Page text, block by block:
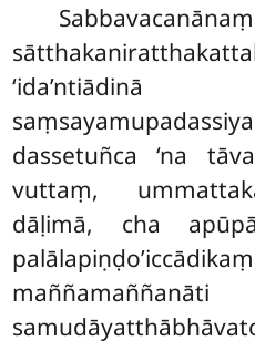
Sabbavacanānaṃ
‘ida’ntiādinā
dassetuñca ‘na
vuttaṃ,
dāḷimā, cha